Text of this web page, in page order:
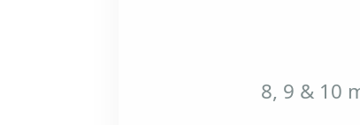
8, 9 & 10